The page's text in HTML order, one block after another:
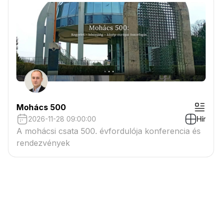
Mohács 500
2026-11-28 09:00:00 Hír
A mohácsi csata 500. évfordulója konferencia és
rendezvények